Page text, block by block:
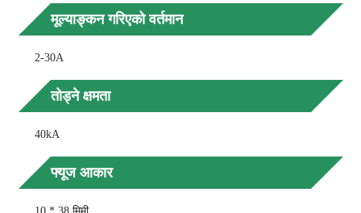
मूल्याङ्कन गरिएको वर्तमान
2-30A
तोड्ने क्षमता
40kA
फ्यूज आकार